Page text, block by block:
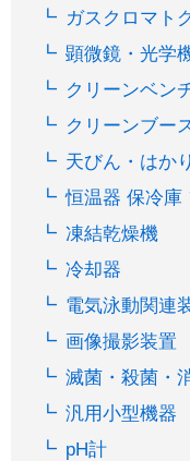
ガスクロマト
顕微鏡・光学
クリーンベン
クリーンブー
天びん・はかり
恒温器 保冷庫
凍結乾燥機
冷却器
電気泳動関連
画像撮影装置
滅菌・殺菌・
汎用小型機器
pH計